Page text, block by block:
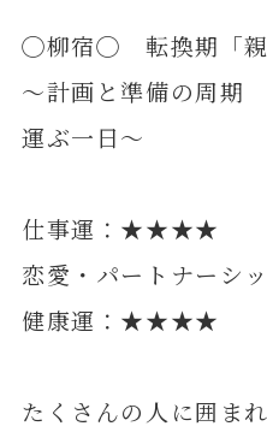
◯柳宿◯ 転換期「親
～計画と準備の周期
運ぶ一日～
仕事運：★★★★
恋愛・パートナー
健康運：★★★★
たくさんの人に囲ま